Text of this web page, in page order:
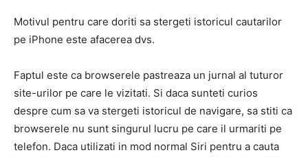
Motivul pentru care doriti sa stergeti istoricul cautarilor
pe iPhone este afacerea dvs.
Faptul este ca browserele pastreaza un jurnal al tuturor
site-urilor pe care le vizitati. Si daca sunteti curios
despre cum sa va stergeti istoricul de navigare, sa stiti ca
browserele nu sunt singurul lucru pe care il urmariti pe
telefon. Daca utilizati in mod normal Siri pentru a cauta